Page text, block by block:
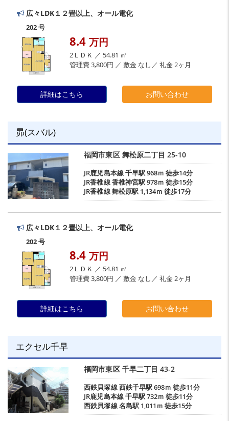
広々LDK１２畳以上、オール電化
202 号
8.4 万円
2ＬＤＫ ／ 54.81 ㎡
管理費 3,800円 ／ 敷金 なし／ 礼金 2ヶ月
詳細はこちら お問い合わせ
昴(スバル)
福岡市東区 舞松原二丁目 25-10
JR鹿児島本線千早駅968ｍ 徒歩14分
JR香椎線香椎神宮駅978ｍ 徒歩15分
JR香椎線舞松原駅1,134ｍ 徒歩17分
広々LDK１２畳以上、オール電化
202 号
8.4 万円
2ＬＤＫ ／ 54.81 ㎡
管理費 3,800円 ／ 敷金 なし／ 礼金 2ヶ月
詳細はこちら お問い合わせ
エクセル千早
福岡市東区 千早二丁目 43-2
西鉄貝塚線西鉄千早駅698ｍ 徒歩11分
JR鹿児島本線千早駅732ｍ 徒歩11分
西鉄貝塚線名島駅1,011ｍ 徒歩15分